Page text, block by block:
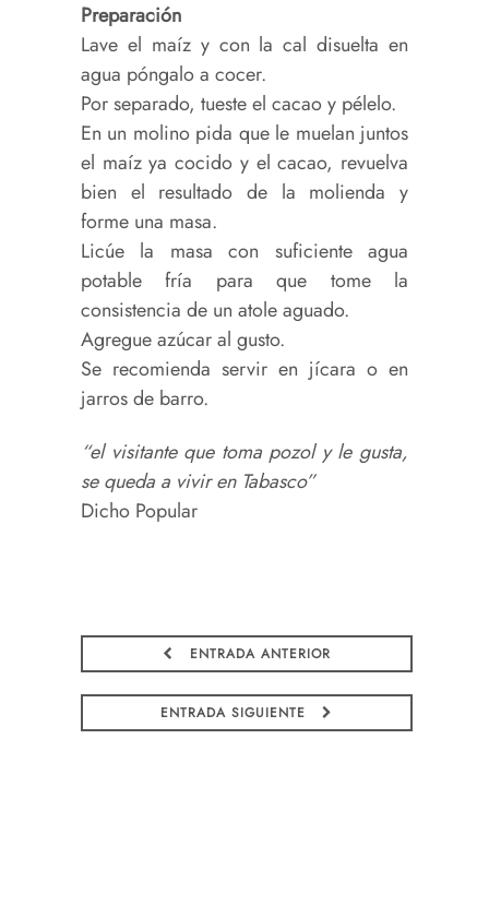
Preparación
Lave el maíz y con la cal disuelta en
agua póngalo a cocer.
Por separado, tueste el cacao y pélelo.
En un molino pida que le muelan juntos
el maíz ya cocido y el cacao, revuelva
bien el resultado de la molienda y
forme una masa.
Licúe la masa con suficiente agua
potable fría para que tome la
consistencia de un atole aguado.
Agregue azúcar al gusto.
Se recomienda servir en jícara o en
jarros de barro.
“el visitante que toma pozol y le gusta,
se queda a vivir en Tabasco”
Dicho Popular
ENTRADA ANTERIOR
ENTRADA SIGUIENTE